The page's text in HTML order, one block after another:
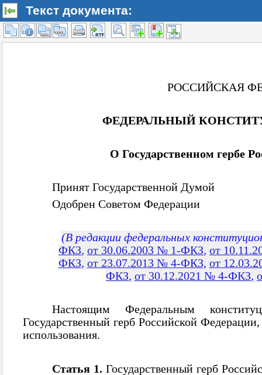
Текст документа: